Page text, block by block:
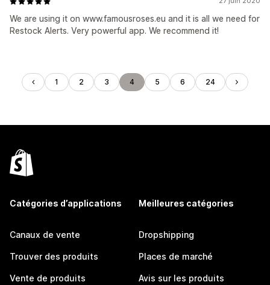
We are using it on www.famousroses.eu and it is all we need for
Restock Alerts. Very powerful app. We recommend it!
1 2 3 4 5 6 24
Catégories d’applications
Canaux de vente
Trouver des produits
Vente de produits
Meilleures catégories
Dropshipping
Places de marché
Avis sur les produits